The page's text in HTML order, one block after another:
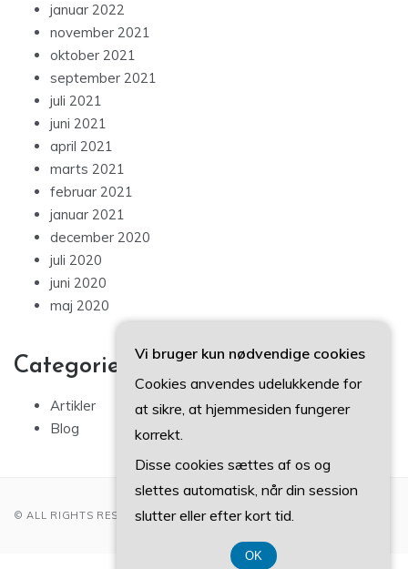
januar 2022
november 2021
oktober 2021
september 2021
juli 2021
juni 2021
april 2021
marts 2021
februar 2021
januar 2021
december 2020
juli 2020
juni 2020
maj 2020
Categories
Artikler
Blog
© ALL RIGHTS RESERVED 2022
Vi bruger kun nødvendige cookies
Cookies anvendes udelukkende for
at sikre, at hjemmesiden fungerer
korrekt.
Disse cookies sættes af os og
slettes automatisk, når din session
slutter eller efter kort tid.
OK